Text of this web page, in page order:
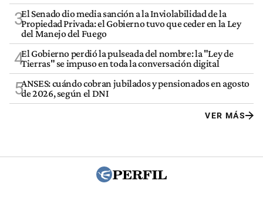
3El Senado dio media sanción a la Inviolabilidad de la
Propiedad Privada: el Gobierno tuvo que ceder en la Ley
del Manejo del Fuego
4El Gobierno perdió la pulseada del nombre: la "Ley de
Tierras" se impuso en toda la conversación digital
5ANSES: cuándo cobran jubilados y pensionados en agosto
de 2026, según el DNI
VER MÁS